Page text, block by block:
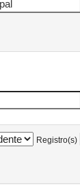
Registro(s)